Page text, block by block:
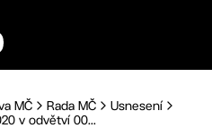
MČ Rada MČ
Usnesení
v odvětví 00...